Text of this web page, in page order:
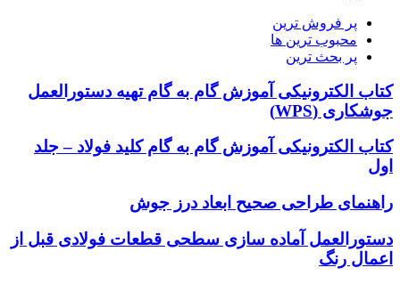
پر فروش ترین
محبوب ترین ها
پر بحث ترین
کتاب الکترونیکی آموزش گام به گام تهیه دستورالعمل
جوشکاری (WPS)
کتاب الکترونیکی آموزش گام به گام کلید فولاد – جلد
اول
راهنمای طراحی صحیح ابعاد درز جوش
دستورالعمل آماده سازی سطحی قطعات فولادی قبل از
اعمال رنگ